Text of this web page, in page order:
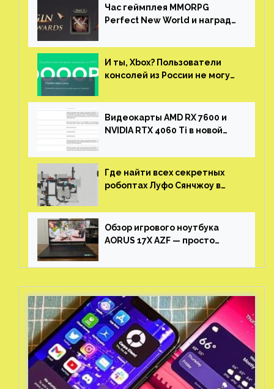
Час геймплея MMORPG
Perfect New World и награды
И ты, Xbox? Пользователи
консолей из России не могут
Видеокарты AMD RX 7600 и
NVIDIA RTX 4060 Ti в новой
Где найти всех секретных
робоптах Луфо Сянчжоу в
Обзор игрового ноутбука
AORUS 17X AZF — просто